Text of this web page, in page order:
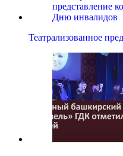
Театрализованное